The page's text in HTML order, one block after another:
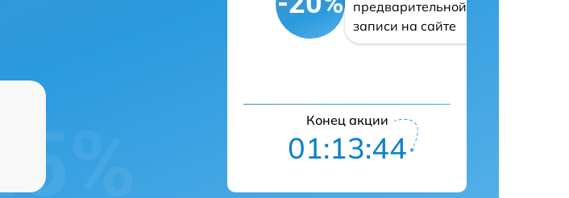
предварительной
записи на сайте
Конец акции
01:13:43